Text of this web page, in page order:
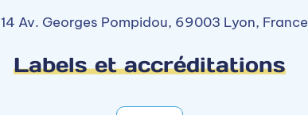
14 Av. Georges Pompidou, 69003 Lyon, France
Labels et accréditations